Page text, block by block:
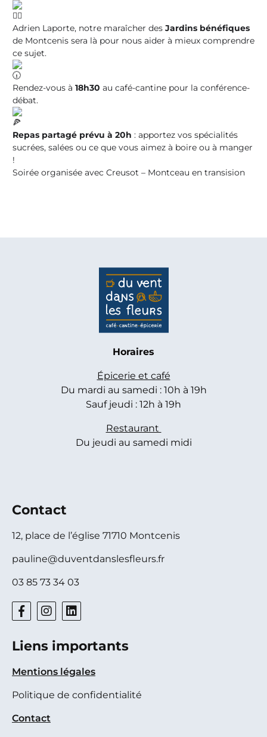
Adrien Laporte, notre maraîcher des Jardins bénéfiques
de Montcenis sera là pour nous aider à mieux comprendre
ce sujet.
Rendez-vous à 18h30 au café-cantine pour la conférence-
débat.
Repas partagé prévu à 20h : apportez vos spécialités
sucrées, salées ou ce que vous aimez à boire ou à manger
!
Soirée organisée avec Creusot – Montceau en transision
Horaires
Épicerie et café
Du mardi au samedi : 10h à 19h
Sauf jeudi : 12h à 19h
Restaurant
Du jeudi au samedi midi
Contact
12, place de l’église 71710 Montcenis
pauline@duventdanslesfleurs.fr
03 85 73 34 03
Liens importants
Mentions légales
Politique de confidentialité
Contact